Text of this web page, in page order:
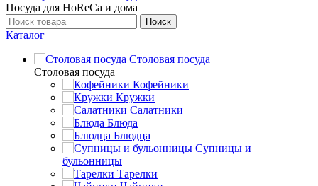
Посуда для HoReCa и дома
Поиск
Каталог
Столовая посуда
Столовая посуда
Кофейники
Кружки
Салатники
Блюда
Блюдца
Супницы и
бульонницы
Тарелки